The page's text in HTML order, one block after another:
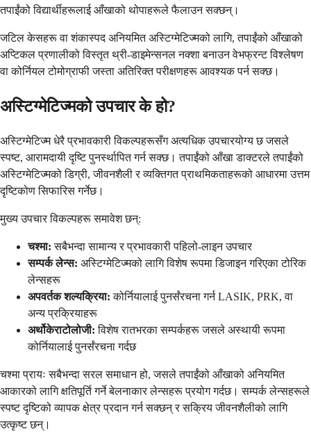
तपाईंको विद्यार्थीहरूलाई आँखाको थोपाहरूले फैलाउन सक्छन्।
जटिल केसहरू वा शंकास्पद अनियमित अस्टिग्मेटिज्मको लागि, तपाईंको आँखाको
अप्टिकल प्रणालीको विस्तृत थ्री-डाइमेन्सनल नक्शा बनाउन वेभफ्रन्ट विश्लेषण
वा कोर्नियल टोमोग्राफी जस्ता अतिरिक्त परीक्षणहरू आवश्यक पर्न सक्छ।
अस्टिग्मेटिज्मको उपचार के हो?
अस्टिग्मेटिज्म धेरै प्रभावकारी विकल्पहरूसँग अत्यधिक उपचारयोग्य छ जसले
स्पष्ट, आरामदायी दृष्टि पुनर्स्थापित गर्न सक्छ। तपाईंको आँखा डाक्टरले तपाईंको
अस्टिग्मेटिज्मको डिग्री, जीवनशैली र व्यक्तिगत प्राथमिकताहरूको आधारमा उत्तम
दृष्टिकोण सिफारिस गर्नेछ।
मुख्य उपचार विकल्पहरू समावेश छन्:
चश्मा: सबैभन्दा सामान्य र प्रभावकारी पहिलो-लाइन उपचार
सम्पर्क लेन्स: अस्टिग्मेटिज्मको लागि विशेष रूपमा डिजाइन गरिएका टोरिक
लेन्सहरू
अपवर्तक शल्यक्रिया: कोर्नियालाई पुनर्संरचना गर्न LASIK, PRK, वा
अन्य प्रक्रियाहरू
अर्थोकेराटोलोजी: विशेष रातभरका सम्पर्कहरू जसले अस्थायी रूपमा
कोर्नियालाई पुनर्संरचना गर्दछ
चश्मा प्रायः सबैभन्दा सरल समाधान हो, जसले तपाईंको आँखाको अनियमित
आकारको लागि क्षतिपूर्ति गर्ने बेलनाकार लेन्सहरू प्रयोग गर्दछ। सम्पर्क लेन्सहरूले
स्पष्ट दृष्टिको व्यापक क्षेत्र प्रदान गर्न सक्छन् र सक्रिय जीवनशैलीको लागि
उत्कृष्ट छन्।